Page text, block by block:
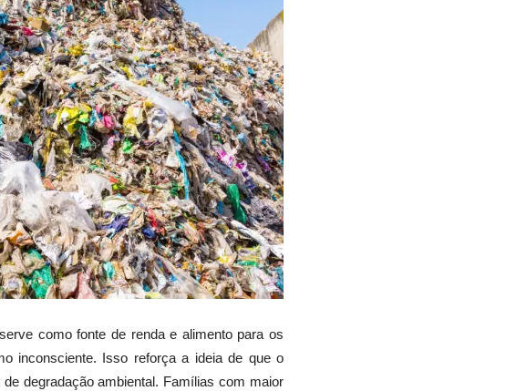
como fonte de renda e alimento para os
inconsciente. Isso reforça a ideia de que o
degradação ambiental. Famílias com maior